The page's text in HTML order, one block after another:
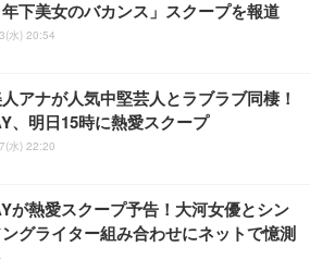
年下美女のバカンス」スクープを報道
水) 20:54
アナが人気中堅芸人とラブラブ同棲！
、明日15時に熱愛スクープ
水) 22:20
が熱愛スクープ予告！大河女優とシン
ングライター組み合わせにネットで憶測